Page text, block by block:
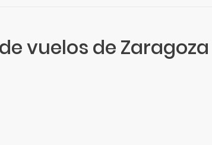
vuelos de Zaragoza